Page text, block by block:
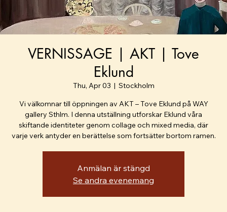
VERNISSAGE | AKT | Tove
Eklund
Thu, Apr 03
  |
Stockholm
Vi välkomnar till öppningen av AKT – Tove Eklund på WAY
gallery Sthlm. I denna utställning utforskar Eklund våra
skiftande identiteter genom collage och mixed media, där
varje verk antyder en berättelse som fortsätter bortom ramen.
Anmälan är stängd
Se andra evenemang